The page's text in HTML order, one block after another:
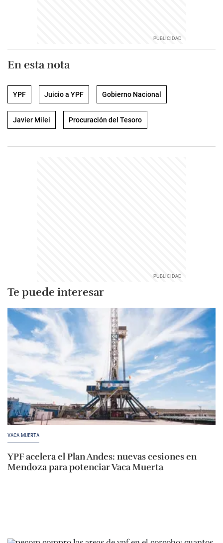
En esta nota
YPF Juicio a YPF Gobierno Nacional
Javier Milei Procuración del Tesoro
Te puede interesar
VACA MUERTA
YPF acelera el Plan Andes: nuevas cesiones en
Mendoza para potenciar Vaca Muerta